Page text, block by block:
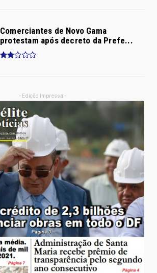
Comerciantes de Novo Gama
protestam após decreto da Prefe...
- Edição Impressa -